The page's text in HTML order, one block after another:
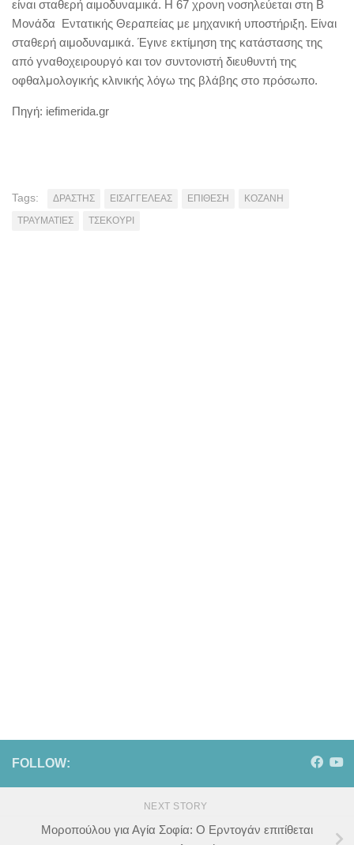
είναι σταθερή αιμοδυναμικά. Η 67 χρονη νοσηλεύεται στη Β
Μονάδα Εντατικής Θεραπείας με μηχανική υποστήριξη. Είναι
σταθερή αιμοδυναμικά. Έγινε εκτίμηση της κατάστασης της
από γναθοχειρουργό και τον συντονιστή διευθυντή της
οφθαλμολογικής κλινικής λόγω της βλάβης στο πρόσωπο.
Πηγή: iefimerida.gr
Tags: ΔΡΑΣΤΗΣ ΕΙΣΑΓΓΕΛΕΑΣ ΕΠΙΘΕΣΗ
ΚΟΖΑΝΗ
ΤΡΑΥΜΑΤΙΕΣ
ΤΣΕΚΟΥΡΙ
FOLLOW:
NEXT STORY
Μοροπούλου για Αγία Σοφία: Ο Ερντογάν επιτίθεται